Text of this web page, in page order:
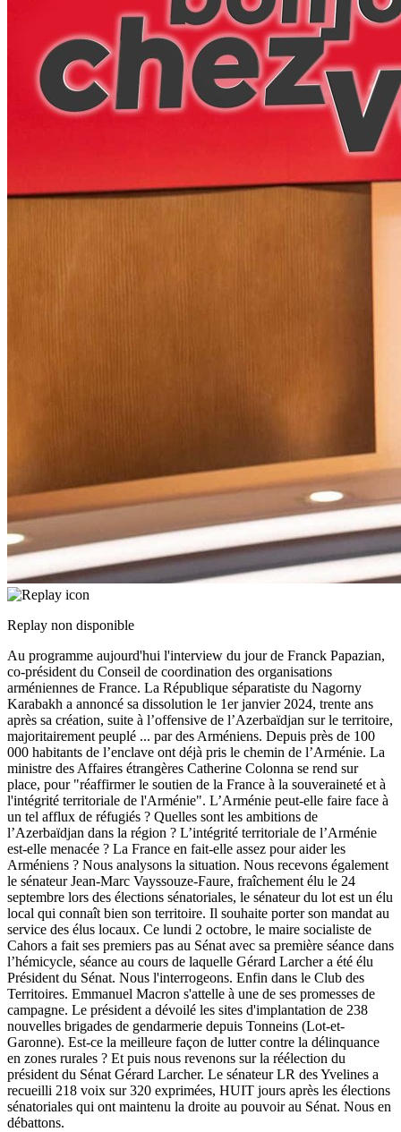
Replay non disponible
Au programme aujourd'hui l'interview du jour de Franck Papazian,
co-président du Conseil de coordination des organisations
arméniennes de France. La République séparatiste du Nagorny
Karabakh a annoncé sa dissolution le 1er janvier 2024, trente ans
après sa création, suite à l’offensive de l’Azerbaïdjan sur le territoire,
majoritairement peuplé ... par des Arméniens. Depuis près de 100
000 habitants de l’enclave ont déjà pris le chemin de l’Arménie. La
ministre des Affaires étrangères Catherine Colonna se rend sur
place, pour "réaffirmer le soutien de la France à la souveraineté et à
l'intégrité territoriale de l'Arménie". L’Arménie peut-elle faire face à
un tel afflux de réfugiés ? Quelles sont les ambitions de
l’Azerbaïdjan dans la région ? L’intégrité territoriale de l’Arménie
est-elle menacée ? La France en fait-elle assez pour aider les
Arméniens ? Nous analysons la situation. Nous recevons également
le sénateur Jean-Marc Vayssouze-Faure, fraîchement élu le 24
septembre lors des élections sénatoriales, le sénateur du lot est un élu
local qui connaît bien son territoire. Il souhaite porter son mandat au
service des élus locaux. Ce lundi 2 octobre, le maire socialiste de
Cahors a fait ses premiers pas au Sénat avec sa première séance dans
l’hémicycle, séance au cours de laquelle Gérard Larcher a été élu
Président du Sénat. Nous l'interrogeons. Enfin dans le Club des
Territoires. Emmanuel Macron s'attelle à une de ses promesses de
campagne. Le président a dévoilé les sites d'implantation de 238
nouvelles brigades de gendarmerie depuis Tonneins (Lot-et-
Garonne). Est-ce la meilleure façon de lutter contre la délinquance
en zones rurales ? Et puis nous revenons sur la réélection du
président du Sénat Gérard Larcher. Le sénateur LR des Yvelines a
recueilli 218 voix sur 320 exprimées, HUIT jours après les élections
sénatoriales qui ont maintenu la droite au pouvoir au Sénat. Nous en
débattons.